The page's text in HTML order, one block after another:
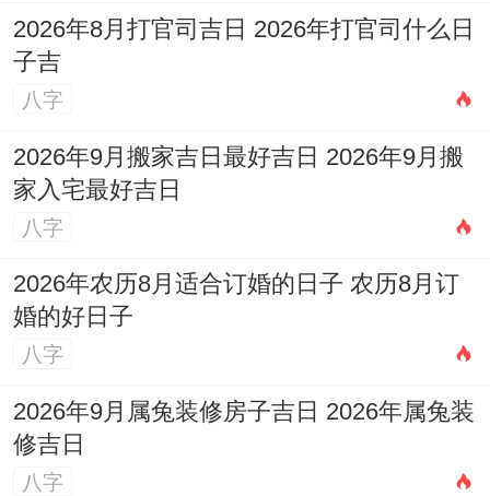
开光，出行、解除，进人口、开市，立券、
挂匾，入宅、移徙，安门、栽种，动土、求
葬.
事项非常关联面广,寓意婚姻生活包容万象,
人！
11.阳历2026年11月25日，星期三
农历十月十七，冲鸡（己酉）煞西。
宜:嫁娶、纳采、订盟、祭祀、斋醮、开光、
2026年8月打官司吉日 2026年打官司什么日
子吉
八字
2026年9月搬家吉日最好吉日 2026年9月搬
家入宅最好吉日
八字
2026年农历8月适合订婚的日子 农历8月订
婚的好日子
八字
2026年9月属兔装修房子吉日 2026年属兔装
修吉日
八字